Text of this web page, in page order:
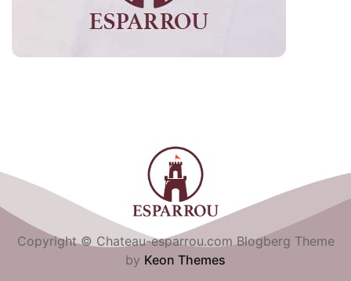
Copyright © Chateau-esparrou.com Blogberg Theme
by Keon Themes